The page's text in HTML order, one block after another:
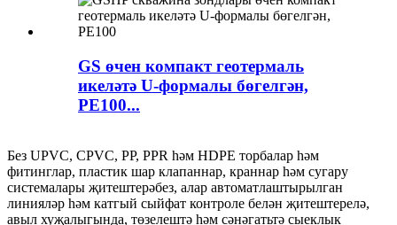
GS өчен компакт геотермаль
икеләтә U-формалы бөгелгән,
PE100...
Без UPVC, CPVC, PP, PPR һәм HDPE торбалар һәм
фитинглар, пластик шар клапаннар, краннар һәм сугару
системалары җитештерәбез, алар автоматлаштырылган
линияләр һәм катгый сыйфат контроле белән җитештерелә,
авыл хуҗалыгында, төзелештә һәм сәнәгатьтә сыеклык